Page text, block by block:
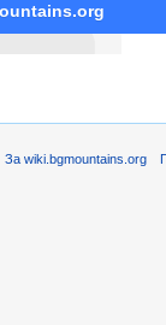
За wiki.bgmountains.org